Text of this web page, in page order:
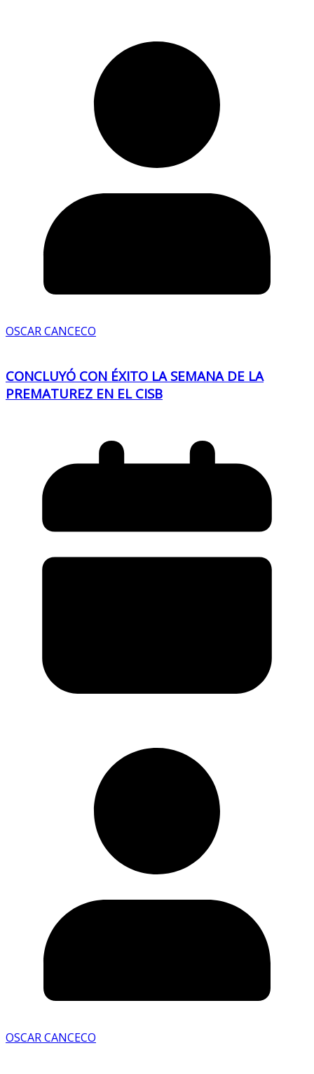
OSCAR CANCECO
CONCLUYÓ CON ÉXITO LA SEMANA DE LA
PREMATUREZ EN EL CISB
OSCAR CANCECO